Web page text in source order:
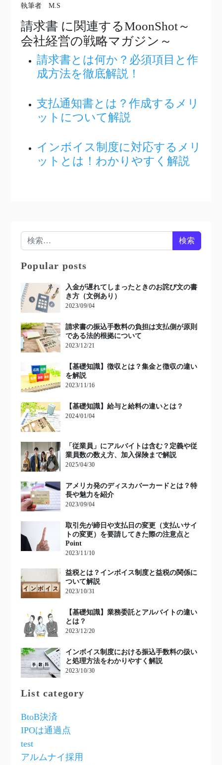
執筆者 M.S
請求書 に関連するMoonShot～
会社経営の戦略マガジン～
請求書とは何か？必須項目と作
成方法を徹底解説！
支払通知書とは？作成するメリ
ットについて解説
インボイス制度に対応するメリ
ットとは！わかりやすく解説
検索:
Popular posts
入金が遅れてしまったときのお詫び文の書
き方（文例あり）
2023/09/04
請求書の振込手数料の負担は支払側が原則
である法的根拠について
2023/12/21
【基礎知識】徴収とは？集金と徴収の違い
を解説
2023/11/16
【基礎知識】給与と給料の違いとは？
2024/01/04
「従業員」にアルバイトは含む？定義や従
業員数の数え方、加入保険まで解説
2025/04/30
アメリカ発のディスカバーカードとは？特
長や魅力を紹介
2023/09/04
取引先が締日や支払日の変更（支払いサイ
トの変更）を要請してきた際の注意点と
Point
2023/11/10
益税とは？インボイス制度と益税の関係に
ついて解説
2023/10/31
【基礎知識】業務委託とアルバイトの違い
とは？
2023/12/20
インボイス制度における振込手数料の扱い
と処理方法をわかりやすく解説
2023/10/30
List category
BtoB決済
IPOは通過点
test
アルムナイ採用